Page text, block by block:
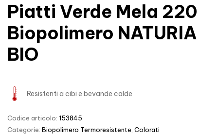
Piatti Verde Mela 220
Biopolimero NATURIA
BIO
Resistenti a cibi e bevande calde
Codice articolo: 153845
Categorie: Biopolimero Termoresistente Colorati